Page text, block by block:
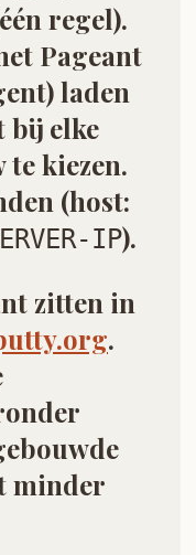
regel).
Pageant
laden
bij elke
kiezen.
(host:
IP).
zitten in
.
minder